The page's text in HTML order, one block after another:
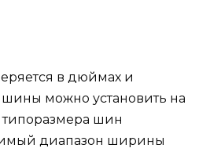
в дюймах и
можно установить на
шин
диапазон ширины